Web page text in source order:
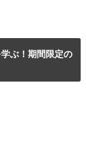
ぶ！期間限定の